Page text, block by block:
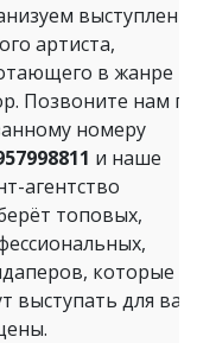
артиста,
в жанре
Позвоните нам
номеру
и наше
агентство
топовых,
которые
выступать для вас